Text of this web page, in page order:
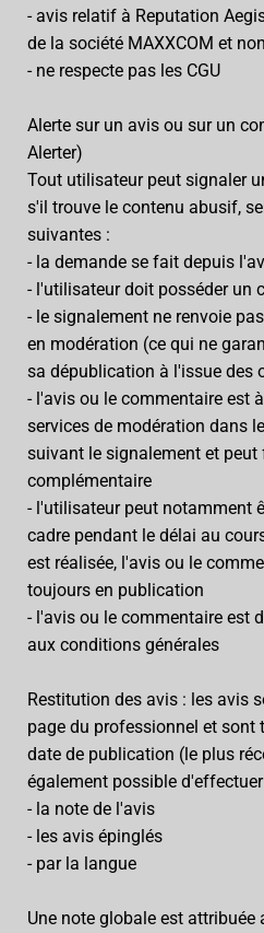
- avis relatif à Reputation
de la société MAXXCOM et
- ne respecte pas les CGU
Alerte sur un avis ou sur un
Alerter)
Tout utilisateur peut signaler
s'il trouve le contenu abusif,
suivantes :
- la demande se fait depuis
- l'utilisateur doit posséder un
- le signalement ne renvoie
en modération (ce qui ne
sa dépublication à l'issue des
- l'avis ou le commentaire est
services de modération dans
suivant le signalement et
complémentaire
- l'utilisateur peut notamment
cadre pendant le délai au
est réalisée, l'avis ou le
toujours en publication
- l'avis ou le commentaire est
aux conditions générales
Restitution des avis : les avis
page du professionnel et sont
date de publication (le plus
également possible
- la note de l'avis
- les avis épinglés
- par la langue
Une note globale est attribuée